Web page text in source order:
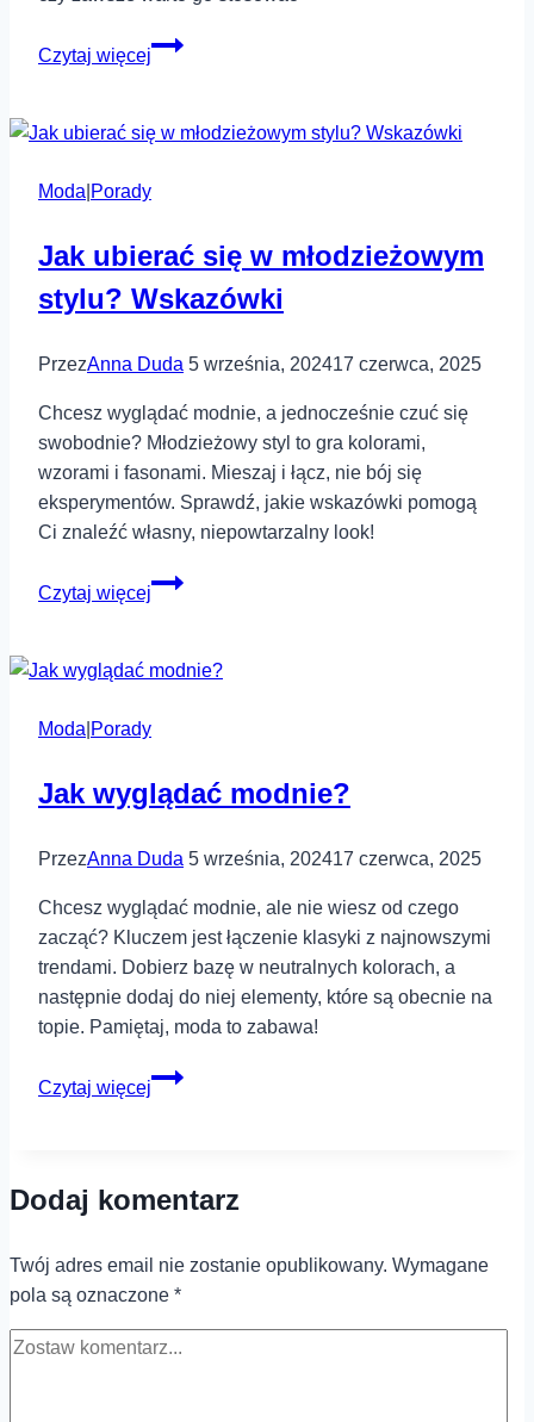
Czytaj więcej
Wykorzystanie
w
–
warto
stosować?
Moda Porady
Jak ubierać się w młodzieżowym
stylu? Wskazówki
PrzezAnna Duda 5 września, 202417 czerwca, 2025
Chcesz wyglądać modnie, a jednocześnie czuć się
swobodnie? Młodzieżowy styl to gra kolorami,
wzorami i fasonami. Mieszaj i łącz, nie bój się
eksperymentów. Sprawdź, jakie wskazówki pomogą
Ci znaleźć własny, niepowtarzalny look!
Czytaj więcej
Jak
w
stylu?
Moda Porady
Jak wyglądać modnie?
PrzezAnna Duda 5 września, 202417 czerwca, 2025
Chcesz wyglądać modnie, ale nie wiesz od czego
zacząć? Kluczem jest łączenie klasyki z najnowszymi
trendami. Dobierz bazę w neutralnych kolorach, a
następnie dodaj do niej elementy, które są obecnie na
topie. Pamiętaj, moda to zabawa!
Czytaj więcej
Jak
Dodaj komentarz
Twój adres email nie zostanie opublikowany. Wymagane
pola są oznaczone *